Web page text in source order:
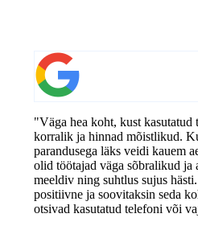
"Väga hea koht, kust kasutatud
korralik ja hinnad mõistlikud.
parandusega läks veidi kauem
olid töötajad väga sõbralikud ja
meeldiv ning suhtlus sujus
positiivne ja soovitaksin seda
otsivad kasutatud telefoni või